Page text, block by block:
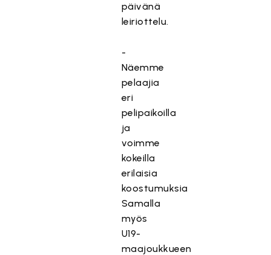
päivänä
leiriottelu.
-
Näemme
pelaajia
eri
pelipaikoilla
ja
voimme
kokeilla
erilaisia
koostumuksia
Samalla
myös
U19-
maajoukkueen